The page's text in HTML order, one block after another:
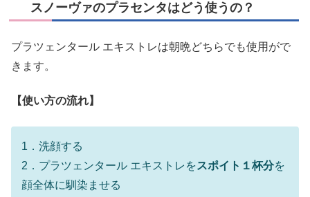
スノーヴァのプラセンタはどう使うの？
プラツェンタール エキストレは朝晩どちらでも使用がで
きます。
【使い方の流れ】
1．洗顔する
2．プラツェンタール エキストレをスポイト１杯分を
顔全体に馴染ませる